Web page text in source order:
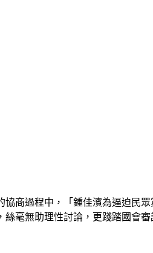
協商過程中，「鍾佳濱為逼迫民
毫無助理性討論，更踐踏國會